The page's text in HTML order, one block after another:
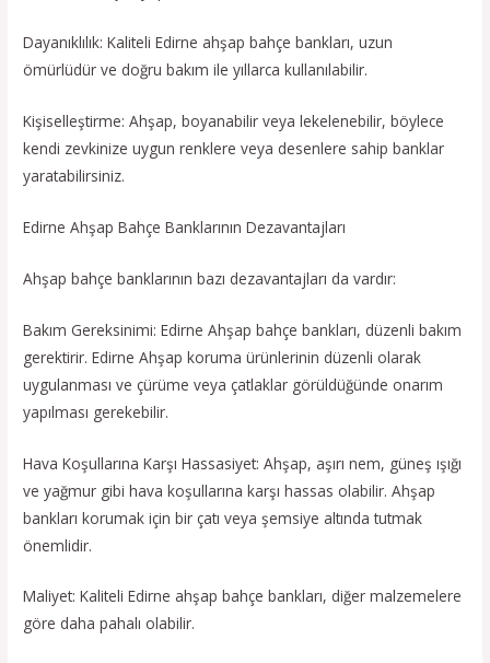
Dayanıklılık: Kaliteli Edirne ahşap bahçe bankları, uzun
ömürlüdür ve doğru bakım ile yıllarca kullanılabilir.
Kişiselleştirme: Ahşap, boyanabilir veya lekelenebilir, böylece
kendi zevkinize uygun renklere veya desenlere sahip banklar
yaratabilirsiniz.
Edirne Ahşap Bahçe Banklarının Dezavantajları
Ahşap bahçe banklarının bazı dezavantajları da vardır:
Bakım Gereksinimi: Edirne Ahşap bahçe bankları, düzenli bakım
gerektirir. Edirne Ahşap koruma ürünlerinin düzenli olarak
uygulanması ve çürüme veya çatlaklar görüldüğünde onarım
yapılması gerekebilir.
Hava Koşullarına Karşı Hassasiyet: Ahşap, aşırı nem, güneş ışığı
ve yağmur gibi hava koşullarına karşı hassas olabilir. Ahşap
bankları korumak için bir çatı veya şemsiye altında tutmak
önemlidir.
Maliyet: Kaliteli Edirne ahşap bahçe bankları, diğer malzemelere
göre daha pahalı olabilir.